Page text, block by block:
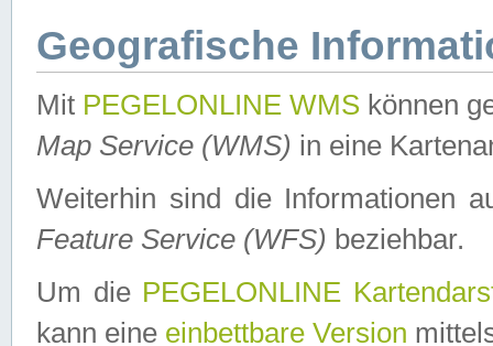
Geografische
Mit PEGELONLINE WMS können
Map Service (WMS) in eine
Weiterhin sind die Informationen
Feature Service (WFS) beziehbar.
Um die PEGELONLINE
kann eine einbettbare Version